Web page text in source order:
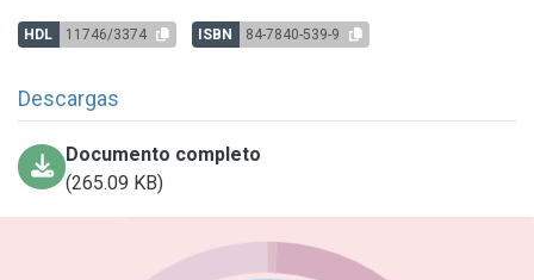
HDL 11746/3374 ISBN 84-7840-539-9
Descargas
Documento completo
(265.09 KB)